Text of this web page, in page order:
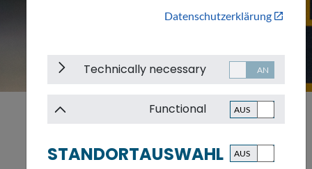
Themen
Klimawandel in Bayern
Datenschutzerklärung
Technically necessary
Functional
STANDORTAUSWAHL